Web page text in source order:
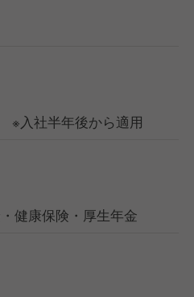
※入社半年後から適用
健康保険・厚生年金